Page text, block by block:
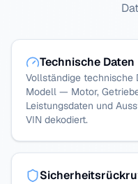
Technische Daten
Vollständige technische
Modell — Motor,
Leistungsdaten und
VIN dekodiert.